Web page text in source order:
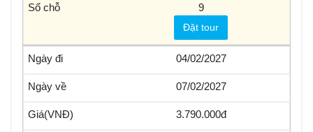
9
Đặt tour
04/02/2027
07/02/2027
3.790.000